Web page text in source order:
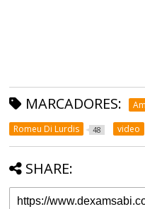
MARCADORES:
Romeu Di Lurdis 48 video
SHARE: